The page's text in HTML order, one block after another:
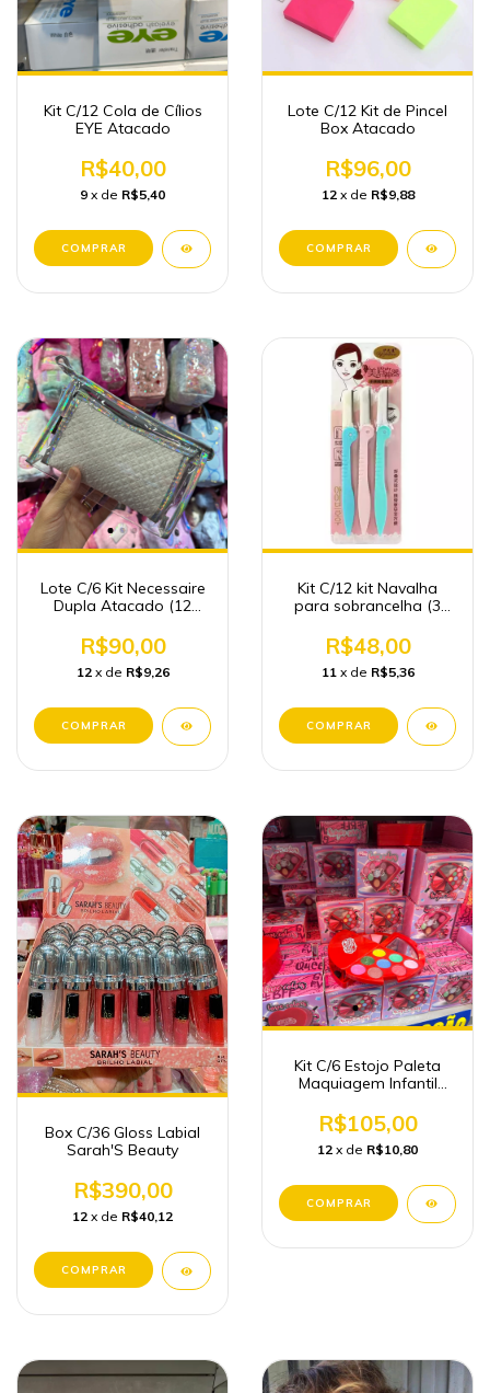
Kit C/12 Cola de Cílios
EYE Atacado
R$40,00
9 x de R$5,40
Lote C/12 Kit de Pincel
Box Atacado
R$96,00
12 x de R$9,88
Lote C/6 Kit Necessaire
Dupla Atacado (12
R$90,00
12 x de R$9,26
Kit C/12 kit Navalha
para sobrancelha (3
R$48,00
11 x de R$5,36
Box C/36 Gloss Labial
Sarah'S Beauty
R$390,00
12 x de R$40,12
Kit C/6 Estojo Paleta
Maquiagem Infantil
R$105,00
12 x de R$10,80